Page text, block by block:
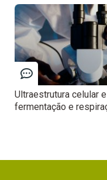
Ultraestrutura celular e
fermentação e